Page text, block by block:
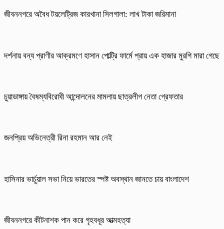
জীবননগরে অবৈধ টয়লেট্রিজ কারখানা সিলগালা: লাখ টাকা জরিমানা
দর্শনায় বন্য প্রাণীর আক্রমণে হাসান পোল্ট্রি ফার্মে প্রায় এক হাজার মুরগি মারা গেছে
চুয়াডাঙ্গায় বৈষম্যবিরোধী আন্দোলনের মামলায় ছাত্রলীগ নেতা গ্রেফতার
জনপ্রিয় অভিনেত্রী রিনা রহমান আর নেই
হাসিনার ভার্চুয়াল সভা নিয়ে ভারতের স্পষ্ট অবস্থান জানতে চায় বাংলাদেশ
জীবননগরে কীটনাশক পান করে গৃহবধূর আত্মহত্যা